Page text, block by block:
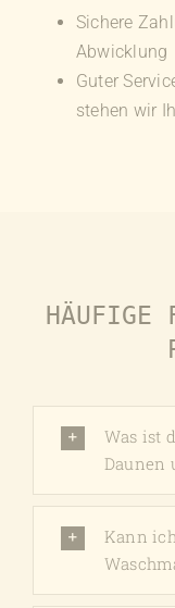
Die
Optionen
können
Sichere
Abwicklung
Guter
stehen wir
HÄUFIGE
Was ist
Daunen
Kann